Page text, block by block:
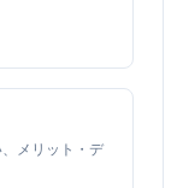
メリット・デ